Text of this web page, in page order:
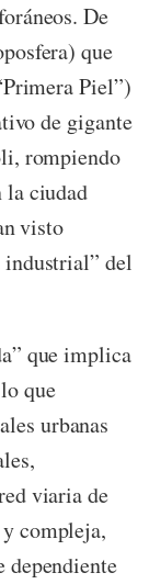
De
que
Piel”)
de gigante
rompiendo
la ciudad
visto
industrial” del
que implica
que
urbanas
viaria de
compleja,
dependiente